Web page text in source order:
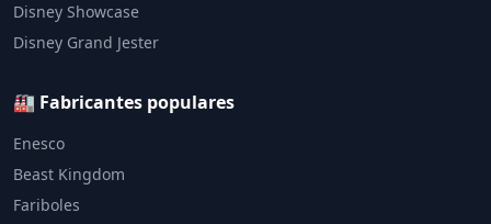
Disney Showcase
Disney Grand Jester
🏭 Fabricantes populares
Enesco
Beast Kingdom
Fariboles